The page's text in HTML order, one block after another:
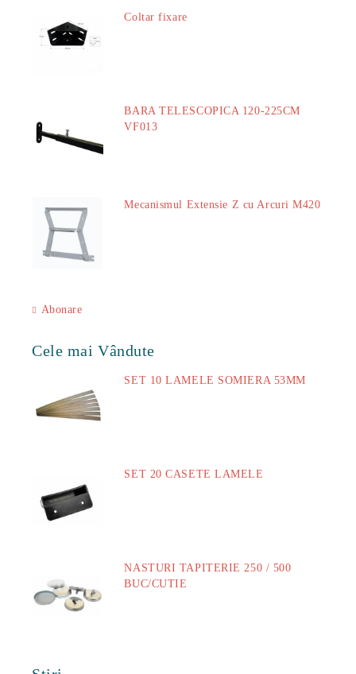
Coltar fixare
BARA TELESCOPICA 120-225CM
VF013
Mecanismul Extensie Z cu Arcuri M420
Abonare
Cele mai Vândute
SET 10 LAMELE SOMIERA 53MM
SET 20 CASETE LAMELE
NASTURI TAPITERIE 250 / 500
BUC/CUTIE